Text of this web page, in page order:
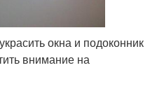
окна и подоконник
внимание на